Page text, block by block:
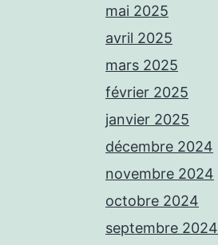
mai 2025
avril 2025
mars 2025
février 2025
janvier 2025
décembre 2024
novembre 2024
octobre 2024
septembre 2024